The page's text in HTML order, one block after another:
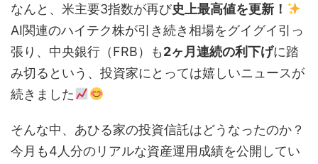
なんと、米主要3指数が再び史上最高値を更新！
AI関連のハイテク株が引き続き相場をグイグイ引っ
張り、中央銀行（FRB）も2ヶ月連続の利下げに踏
み切るという、投資家にとっては嬉しいニュースが
続きました
そんな中、あひる家の投資信託はどうなったのか？
今月も4人分のリアルな資産運用成績を公開してい